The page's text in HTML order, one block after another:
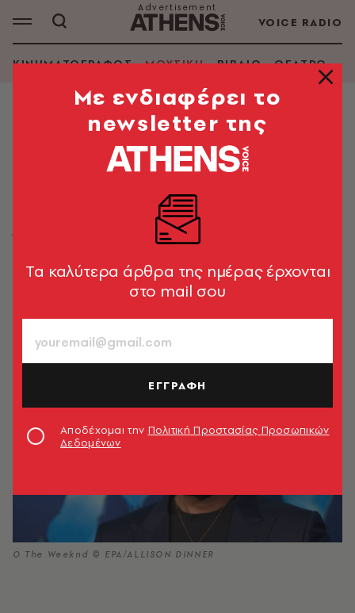
VOICE RADIO
ΚΙΝΗΜΑΤΟΓΡΑΦΟΣ ΜΟΥΣΙΚΗ ΒΙΒΛΙΟ ΘΕΑΤΡΟ -
Ρεκόρ για το «Blinding Lights» του
The Weeknd - Πρώτο στο Spotify
με 5 δισ. streams
Έξι χρόνια μετά την κυκλοφορία του από το άλμπουμ
Ο The Weeknd © ΕΡΑ/ALLISON DINNER
Mε ενδιαφέρει το
newsletter της
Tα καλύτερα άρθρα της ημέρας έρχονται
στο mail σου
ΕΓΓΡΑΦΗ
Αποδέχομαι την Πολιτική Προστασίας Προσωπικών
Δεδομένων